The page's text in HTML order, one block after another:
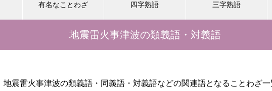
有名なことわざ 四字熟語 三字熟語
地震雷火事津波の類義語・対義語
地震雷火事津波の類義語・同義語・対義語などの関連語となることわざ一